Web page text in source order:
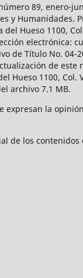
89,
y Humanidades.
Hueso 1100,
electrónica:
de Título No.
de
Hueso 1100,
archivo 7.1 MB.
expresan la
de los